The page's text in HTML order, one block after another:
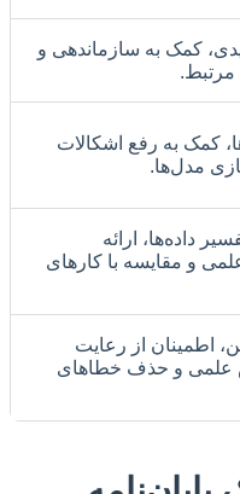
کمک به سازماندهی و
مرتبط.
کمک به رفع اشکالات
مدل‌ها.
داده‌ها، ارائه
و مقایسه با کارهای
اطمینان از رعایت
علمی و حذف خطاهای